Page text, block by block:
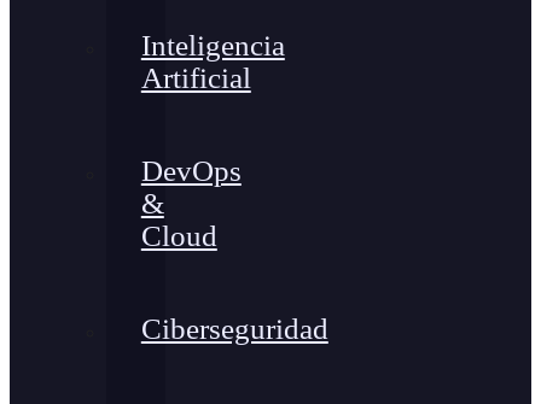
Inteligencia
Artificial
DevOps
&
Cloud
Ciberseguridad